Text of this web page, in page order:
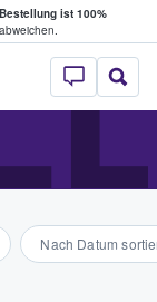
ist 100%
- Wo
Nach Datum